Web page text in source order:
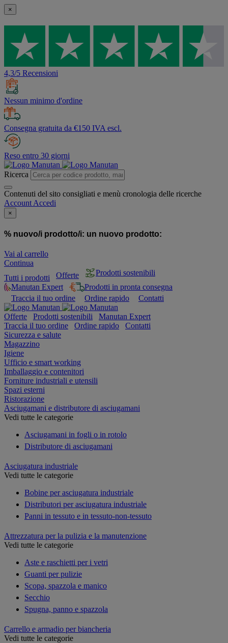
×
4,3/5 Recensioni
Nessun minimo d'ordine
Consegna gratuita da €150 IVA escl.
Reso entro 30 giorni
Ricerca
Contenuti del sito consigliati e menù cronologia delle ricerche
Account Accedi
×
% nuovo/i prodotto/i: un nuovo prodotto:
Vai al carrello
Continua
Tutti i prodotti
Offerte
Prodotti sostenibili
Manutan Expert
Prodotti in pronta consegna
Traccia il tuo ordine
Ordine rapido Contatti
Offerte Prodotti sostenibili
Manutan Expert
Traccia il tuo ordine
Ordine rapido
Contatti
Sicurezza e salute
Magazzino
Igiene
Ufficio e smart working
Imballaggio e contenitori
Forniture industriali e utensili
Spazi esterni
Ristorazione
Asciugamani e distributore di asciugamani
Vedi tutte le categorie
Asciugamani in fogli o in rotolo
Distributore di asciugamani
Asciugatura industriale
Vedi tutte le categorie
Bobine per asciugatura industriale
Distributori per asciugatura industriale
Panni in tessuto e in tessuto-non-tessuto
Attrezzatura per la pulizia e la manutenzione
Vedi tutte le categorie
Aste e raschietti per i vetri
Guanti per pulizie
Scopa, spazzola e manico
Secchio
Spugna, panno e spazzola
Carrello e armadio per biancheria
Vedi tutte le categorie